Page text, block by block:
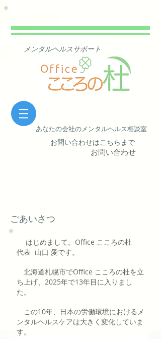
​ メンタルヘルスサポート
あなたの会社の​メンタルヘルス相談室
​ お問い合わせはこちらまで
お問い合わせ
​ごあいさつ
はじめまして。Office こころの杜
代表 山口 愛です。
北海道札幌市でOffice こころの杜を立
ち上げ、2025年で13年目に入りまし
た。
この10年、日本の労働環境におけるメ
ンタルヘルスケアは大きく変化していま
す。